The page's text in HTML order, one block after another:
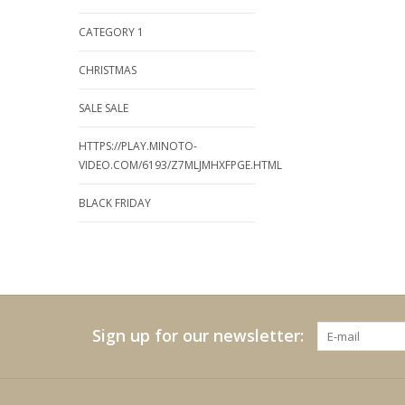
CATEGORY 1
CHRISTMAS
SALE SALE
HTTPS://PLAY.MINOTO-
VIDEO.COM/6193/Z7MLJMHXFPGE.HTML
BLACK FRIDAY
Sign up for our newsletter: